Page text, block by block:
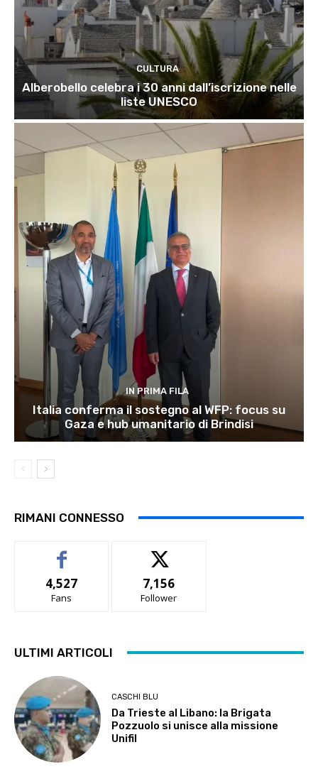
CULTURA
Alberobello celebra i 30 anni dall’iscrizione nelle
liste UNESCO
IN PRIMA FILA
Italia conferma il sostegno al WFP: focus su
Gaza e hub umanitario di Brindisi
RIMANI CONNESSO
4,527
Fans
7,156
Follower
ULTIMI ARTICOLI
CASCHI BLU
Da Trieste al Libano: la Brigata
Pozzuolo si unisce alla missione
Unifil